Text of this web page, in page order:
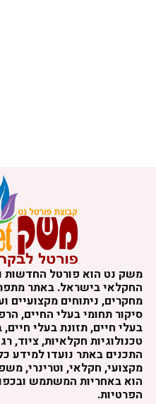
משק נט הוא פורטל
החקלאי בישראל. באתר
מחקרים, ניתוחים מקצועיים
סיקור תחומי בעלי החיים,
בעלי חיים, תזונת בעלי חיים,
טכנולוגיות חקלאיות, ציוד,
התכנים באתר נועדו למידע
מקצועי, חקלאי, וטרינרי,
הוא באחריות המשתמש
הפרטיות.